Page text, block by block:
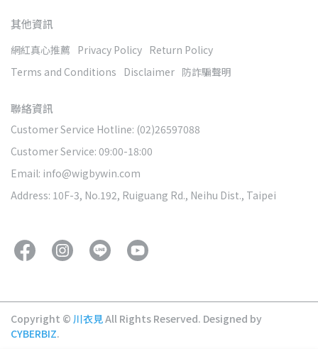
其他資訊
網紅真心推薦 Privacy Policy Return Policy
Terms and Conditions Disclaimer 防詐騙聲明
聯絡資訊
Customer Service Hotline: (02)26597088
Customer Service: 09:00-18:00
Email: info@wigbywin.com
Address: 10F-3, No.192, Ruiguang Rd., Neihu Dist., Taipei
Copyright © 川衣見All Rights Reserved. Designed by
CYBERBIZ.